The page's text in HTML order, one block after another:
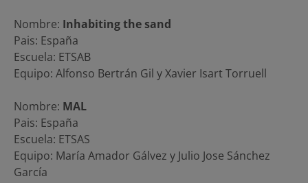
Nombre: Inhabiting the sand
Pais: España
Escuela: ETSAB
Equipo: Alfonso Bertrán Gil y Xavier Isart Torruell
Nombre: MAL
Pais: España
Escuela: ETSAS
Equipo: María Amador Gálvez y Julio Jose Sánchez
García